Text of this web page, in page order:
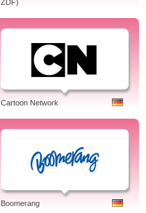
ZDF)
Cartoon Network
Boomerang